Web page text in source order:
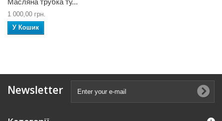
Масляна трубка ту...
1 000,00 грн.
У Кошик
Newsletter